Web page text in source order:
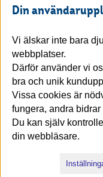
Din
Vi älskar inte bara
webbplatser.
Därför använder vi
bra och unik
Vissa cookies är
fungera, andra
Du kan själv
din webbläsare.